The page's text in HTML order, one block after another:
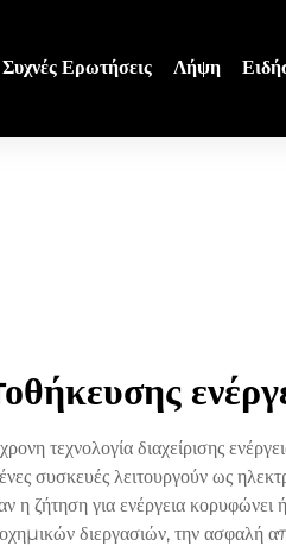
Συχνές Ερωτήσεις Λήψη
τεχνολογία διαχείρισης
συσκευές λειτουργούν ως
ζήτηση για ενέργεια κορυφώνει
διεργασιών, την ασφαλή